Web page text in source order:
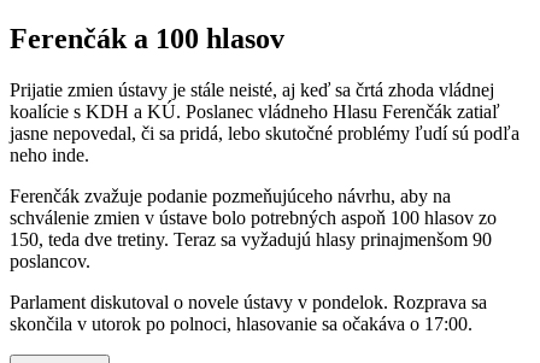
Ferenčák a 100 hlasov
Prijatie zmien ústavy je stále neisté, aj keď sa črtá zhoda vládnej
koalície s KDH a KÚ. Poslanec vládneho Hlasu Ferenčák zatiaľ
jasne nepovedal, či sa pridá, lebo skutočné problémy ľudí sú podľa
neho inde.
Ferenčák zvažuje podanie pozmeňujúceho návrhu, aby na
schválenie zmien v ústave bolo potrebných aspoň 100 hlasov zo
150, teda dve tretiny. Teraz sa vyžadujú hlasy prinajmenšom 90
poslancov.
Parlament diskutoval o novele ústavy v pondelok. Rozprava sa
skončila v utorok po polnoci, hlasovanie sa očakáva o 17:00.